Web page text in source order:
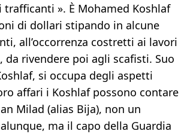
trafficanti ». È Mohamed Koshlaf
di dollari stipando in alcune
all’occorrenza costretti ai lavori
da rivendere poi agli scafisti. Suo
si occupa degli aspetti
affari i Koshlaf possono contare
Milad (alias Bija), non un
ma il capo della Guardia